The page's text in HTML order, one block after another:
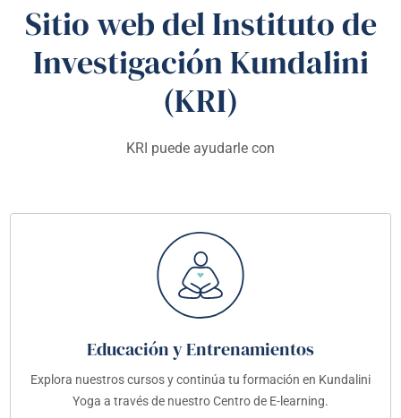
Sitio web del Instituto de
Investigación Kundalini
(KRI)
KRI puede ayudarle con
Educación y Entrenamientos
Explora nuestros cursos y continúa tu formación en Kundalini
Yoga a través de nuestro Centro de E-learning.